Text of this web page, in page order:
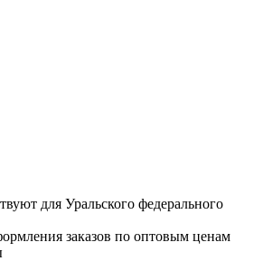
для Уральского федерального
заказов по оптовым ценам